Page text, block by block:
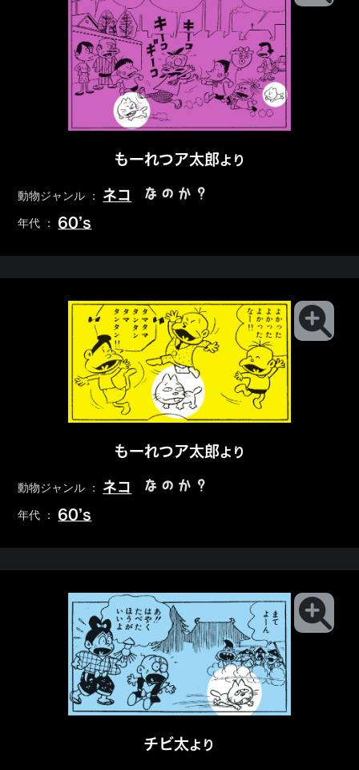
もーれつア太郎より
動物ジャンル ： ネコ なのか？
年代 ： 60’s
もーれつア太郎より
動物ジャンル ： ネコ なのか？
年代 ： 60’s
チビ太より